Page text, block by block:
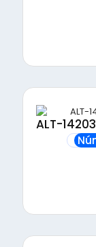
ALT-